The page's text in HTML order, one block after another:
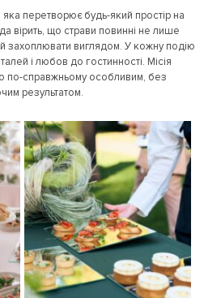
перетворює будь-який простір на
вірить, що страви повинні не лише
захоплювати виглядом. У кожну подію
і любов до гостинності. Місія
по-справжньому особливим, без
результатом.